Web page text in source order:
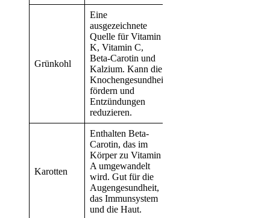
Grünkohl
Eine
ausgezeichnete
Quelle für Vitamin
K, Vitamin C,
Beta-Carotin und
Kalzium. Kann die
Knochengesundheit
fördern und
Entzündungen
reduzieren.
Karotten
Enthalten Beta-
Carotin, das im
Körper zu Vitamin
A umgewandelt
wird. Gut für die
Augengesundheit,
das Immunsystem
und die Haut.